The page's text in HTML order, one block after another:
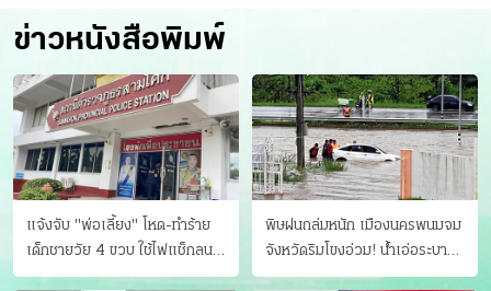
ข่าวหนังสือพิมพ์
แจ้งจับ "พ่อเลี้ยง" โหด-ทําร้าย
เด็กชายวัย 4 ขวบ ใช้ไฟแช็กลน
บาดเจ็บ
พิษฝนถล่มหนัก เมืองนครพนมจม
จังหวัดริมโขงอ่วม! นํ้าเอ่อระบาย
ไม่ทัน แม่ปิงทะลักล้น